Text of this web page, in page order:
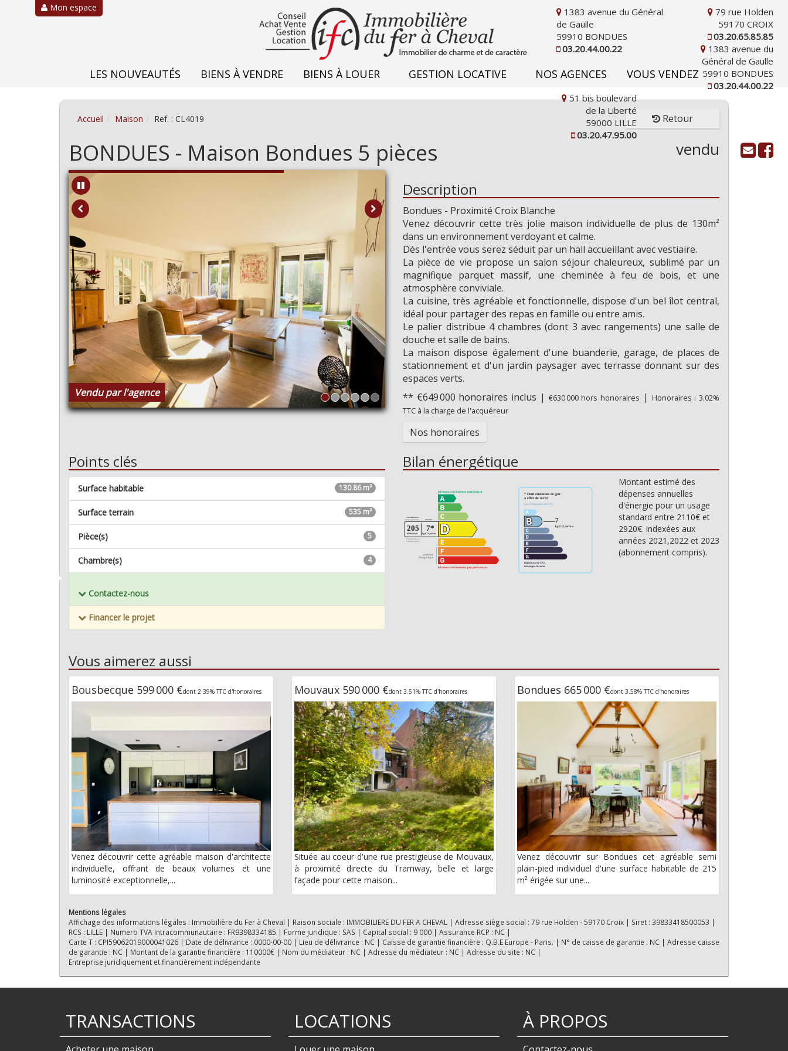
Mon espace
LES NOUVEAUTÉS BIENS À VENDRE BIENS À LOUER GESTION LOCATIVE NOS AGENCES VOUS VENDEZ
1383 avenue du Général
de Gaulle
59910 BONDUES
03.20.44.00.22
79 rue Holden
59170 CROIX
03.20.65.85.85
1383 avenue du
Général de Gaulle
59910 BONDUES
03.20.44.00.22
51 bis boulevard
de la Liberté
59000 LILLE
03.20.47.95.00
Accueil Maison Ref. : CL4019 Retour
BONDUES - Maison Bondues 5 pièces vendu
Vendu par l'agence
Plus d'informations
Voulez-vous plus de photos?
Oui
Description
Bondues - Proximité Croix Blanche
Venez découvrir cette très jolie maison individuelle de plus de 130m²
dans un environnement verdoyant et calme.
Dès l'entrée vous serez séduit par un hall accueillant avec vestiaire.
La pièce de vie propose un salon séjour chaleureux, sublimé par un
magnifique parquet massif, une cheminée à feu de bois, et une
atmosphère conviviale.
La cuisine, très agréable et fonctionnelle, dispose d'un bel îlot central,
idéal pour partager des repas en famille ou entre amis.
Le palier distribue 4 chambres (dont 3 avec rangements) une salle de
douche et salle de bains.
La maison dispose également d'une buanderie, garage, de places de
stationnement et d'un jardin paysager avec terrasse donnant sur des
espaces verts.
** €649 000 honoraires inclus | €630 000 hors honoraires | Honoraires : 3.02%
TTC à la charge de l'acquéreur
Nos honoraires
Points clés
130.86 m²
Surface habitable
535 m²
Surface terrain
5
Pièce(s)
4
Chambre(s)
Contactez-nous
Financer le projet
Bilan énergétique
Montant estimé des
dépenses annuelles
d'énergie pour un usage
standard entre 2110€ et
2920€. indexées aux
années 2021,2022 et 2023
(abonnement compris).
Vous aimerez aussi
Bousbecque 599 000 €dont 2.39% TTC d'honoraires
Venez découvrir cette agréable maison d'architecte
individuelle, offrant de beaux volumes et une
luminosité exceptionnelle,...
Mouvaux 590 000 €dont 3.51% TTC d'honoraires
Située au coeur d'une rue prestigieuse de Mouvaux,
à proximité directe du Tramway, belle et large
façade pour cette maison...
Bondues 665 000 €dont 3.58% TTC d'honoraires
Venez découvrir sur Bondues cet agréable semi
plain-pied individuel d'une surface habitable de 215
m² érigée sur une...
Mentions légales
Affichage des informations légales : Immobilière du Fer à Cheval | Raison sociale : IMMOBILIERE DU FER A CHEVAL | Adresse siège social : 79 rue Holden - 59170 Croix | Siret : 39833418500053 |
RCS : LILLE | Numero TVA Intracommunautaire : FR9398334185 | Forme juridique : SAS | Capital social : 9 000 | Assurance RCP : NC |
Carte T : CPI59062019000041026 | Date de délivrance : 0000-00-00 | Lieu de délivrance : NC | Caisse de garantie financière : Q.B.E Europe - Paris. | N° de caisse de garantie : NC | Adresse caisse
de garantie : NC | Montant de la garantie financière : 110000€ | Nom du médiateur : NC | Adresse du médiateur : NC | Adresse du site : NC |
Entreprise juridiquement et financièrement indépendante
TRANSACTIONS LOCATIONS À PROPOS